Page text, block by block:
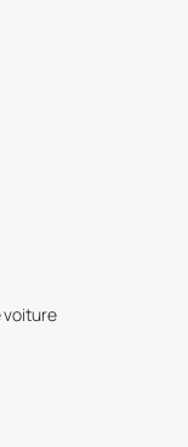
voiture